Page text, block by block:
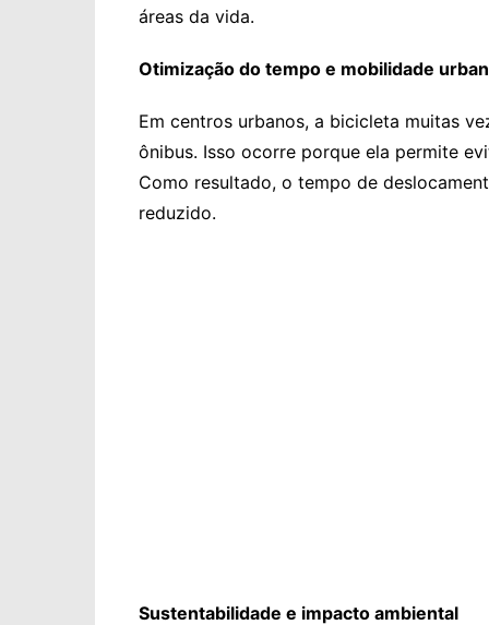
áreas da vida.
Otimização do tempo e mobilidade
Em centros urbanos, a bicicleta muitas
ônibus. Isso ocorre porque ela permite
Como resultado, o tempo de
reduzido.
Sustentabilidade e impacto ambiental